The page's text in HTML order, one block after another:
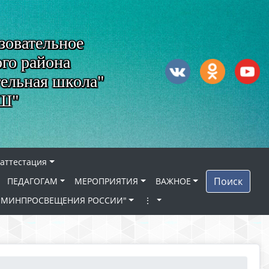
района
школа"
ПЕДАГОГАМ
МЕРОПРИЯТИЯ
ВАЖНОЕ
МИНПРОСВЕЩЕНИЯ РОССИИ"
⋮
Поиск